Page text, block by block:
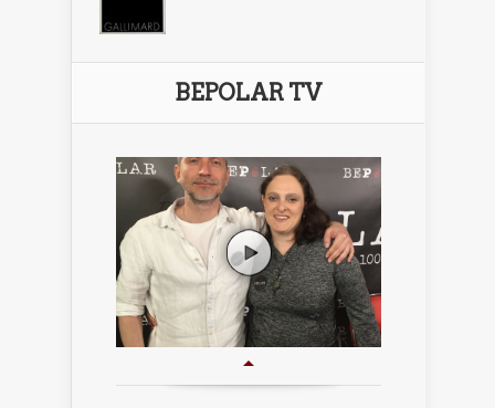
BEPOLAR TV